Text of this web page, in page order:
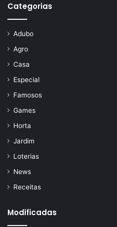
Categorias
Adubo
Agro
Casa
Especial
Famosos
Games
Horta
Jardim
Loterias
News
Receitas
Modificadas